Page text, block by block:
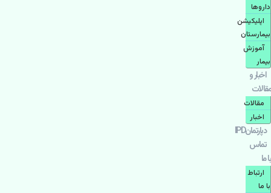
دارو‌ها
اپليكيشن
بيمارستان
آموزش
بیمار
اخبار و
مقالات
مقالات
اخبار
دپارتمانIPD
تماس
با ما
ارتباط
با ما